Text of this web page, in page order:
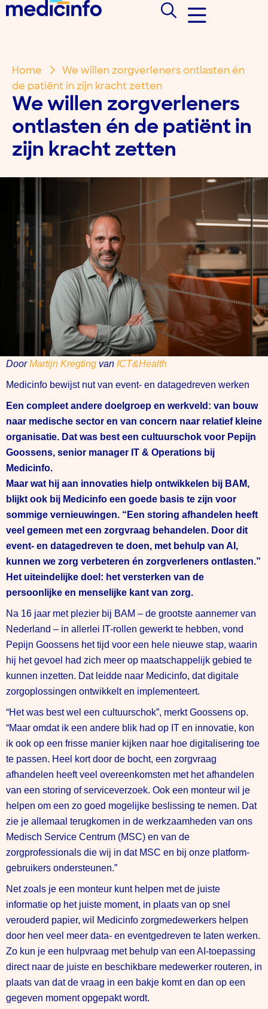
Home
We willen zorgverleners ontlasten én
de patiënt in zijn kracht zetten
We willen zorgverleners
ontlasten én de patiënt in
zijn kracht zetten
DoorMartijn Kregting van ICT&Health
Medicinfo bewijst nut van event- en datagedreven werken
Een compleet andere doelgroep en werkveld: van bouw
naar medische sector en van concern naar relatief kleine
organisatie. Dat was best een cultuurschok voor Pepijn
Goossens, senior manager IT & Operations bij
Medicinfo.
Maar wat hij aan innovaties hielp ontwikkelen bij BAM,
blijkt ook bij Medicinfo een goede basis te zijn voor
sommige vernieuwingen. “Een storing afhandelen heeft
veel gemeen met een zorgvraag behandelen. Door dit
event- en datagedreven te doen, met behulp van AI,
kunnen we zorg verbeteren én zorgverleners ontlasten.”
Het uiteindelijke doel: het versterken van de
persoonlijke en menselijke kant van zorg.
Na 16 jaar met plezier bij BAM – de grootste aannemer van
Nederland – in allerlei IT-rollen gewerkt te hebben, vond
Pepijn Goossens het tijd voor een hele nieuwe stap, waarin
hij het gevoel had zich meer op maatschappelijk gebied te
kunnen inzetten. Dat leidde naar Medicinfo, dat digitale
zorgoplossingen ontwikkelt en implementeert.
“Het was best wel een cultuurschok”, merkt Goossens op.
“Maar omdat ik een andere blik had op IT en innovatie, kon
ik ook op een frisse manier kijken naar hoe digitalisering toe
te passen. Heel kort door de bocht, een zorgvraag
afhandelen heeft veel overeenkomsten met het afhandelen
van een storing of serviceverzoek. Ook een monteur wil je
helpen om een zo goed mogelijke beslissing te nemen. Dat
zie je allemaal terugkomen in de werkzaamheden van ons
Medisch Service Centrum (MSC) en van de
zorgprofessionals die wij in dat MSC en bij onze platform-
gebruikers ondersteunen.”
Net zoals je een monteur kunt helpen met de juiste
informatie op het juiste moment, in plaats van op snel
verouderd papier, wil Medicinfo zorgmedewerkers helpen
door hen veel meer data- en eventgedreven te laten werken.
Zo kun je een hulpvraag met behulp van een AI-toepassing
direct naar de juiste en beschikbare medewerker routeren, in
plaats van dat de vraag in een bakje komt en dan op een
gegeven moment opgepakt wordt.